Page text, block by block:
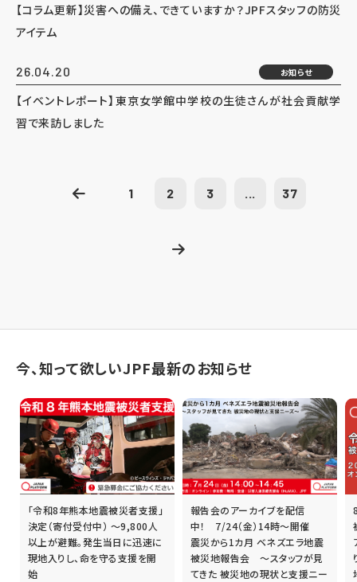
【コラム更新】災害への備え、できていますか？JPFスタッフの防災
アイテム
26.04.20 お知らせ
【イベントレポート】東京女学館中学校の生徒さんが社会貢献学
習で来訪しました
1 2 3 ... 37
今、知って欲しいJPF最新のお知らせ
「令和8年熊本地震被災者支援」
決定（寄付受付中） ～9,800人
以上が避難。発生当日に迅速に
現地入りし、命を守る支援を開
始
報告会のアーカイブを配信
中！ 7/24（金）14時～開催
震災から1カ月 ベネズエラ地震
被災地報告会 ～スタッフが見
てきた 被災地の現状と支援ニー